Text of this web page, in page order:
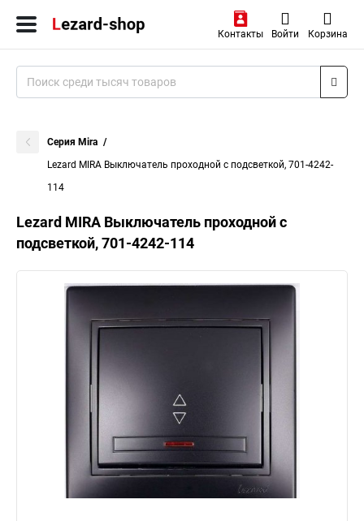
Контакты Войти Корзина
Серия Mira
Lezard MIRA Выключатель проходной с подсветкой, 701-4242-
114
Lezard MIRA Выключатель проходной с
подсветкой, 701-4242-114